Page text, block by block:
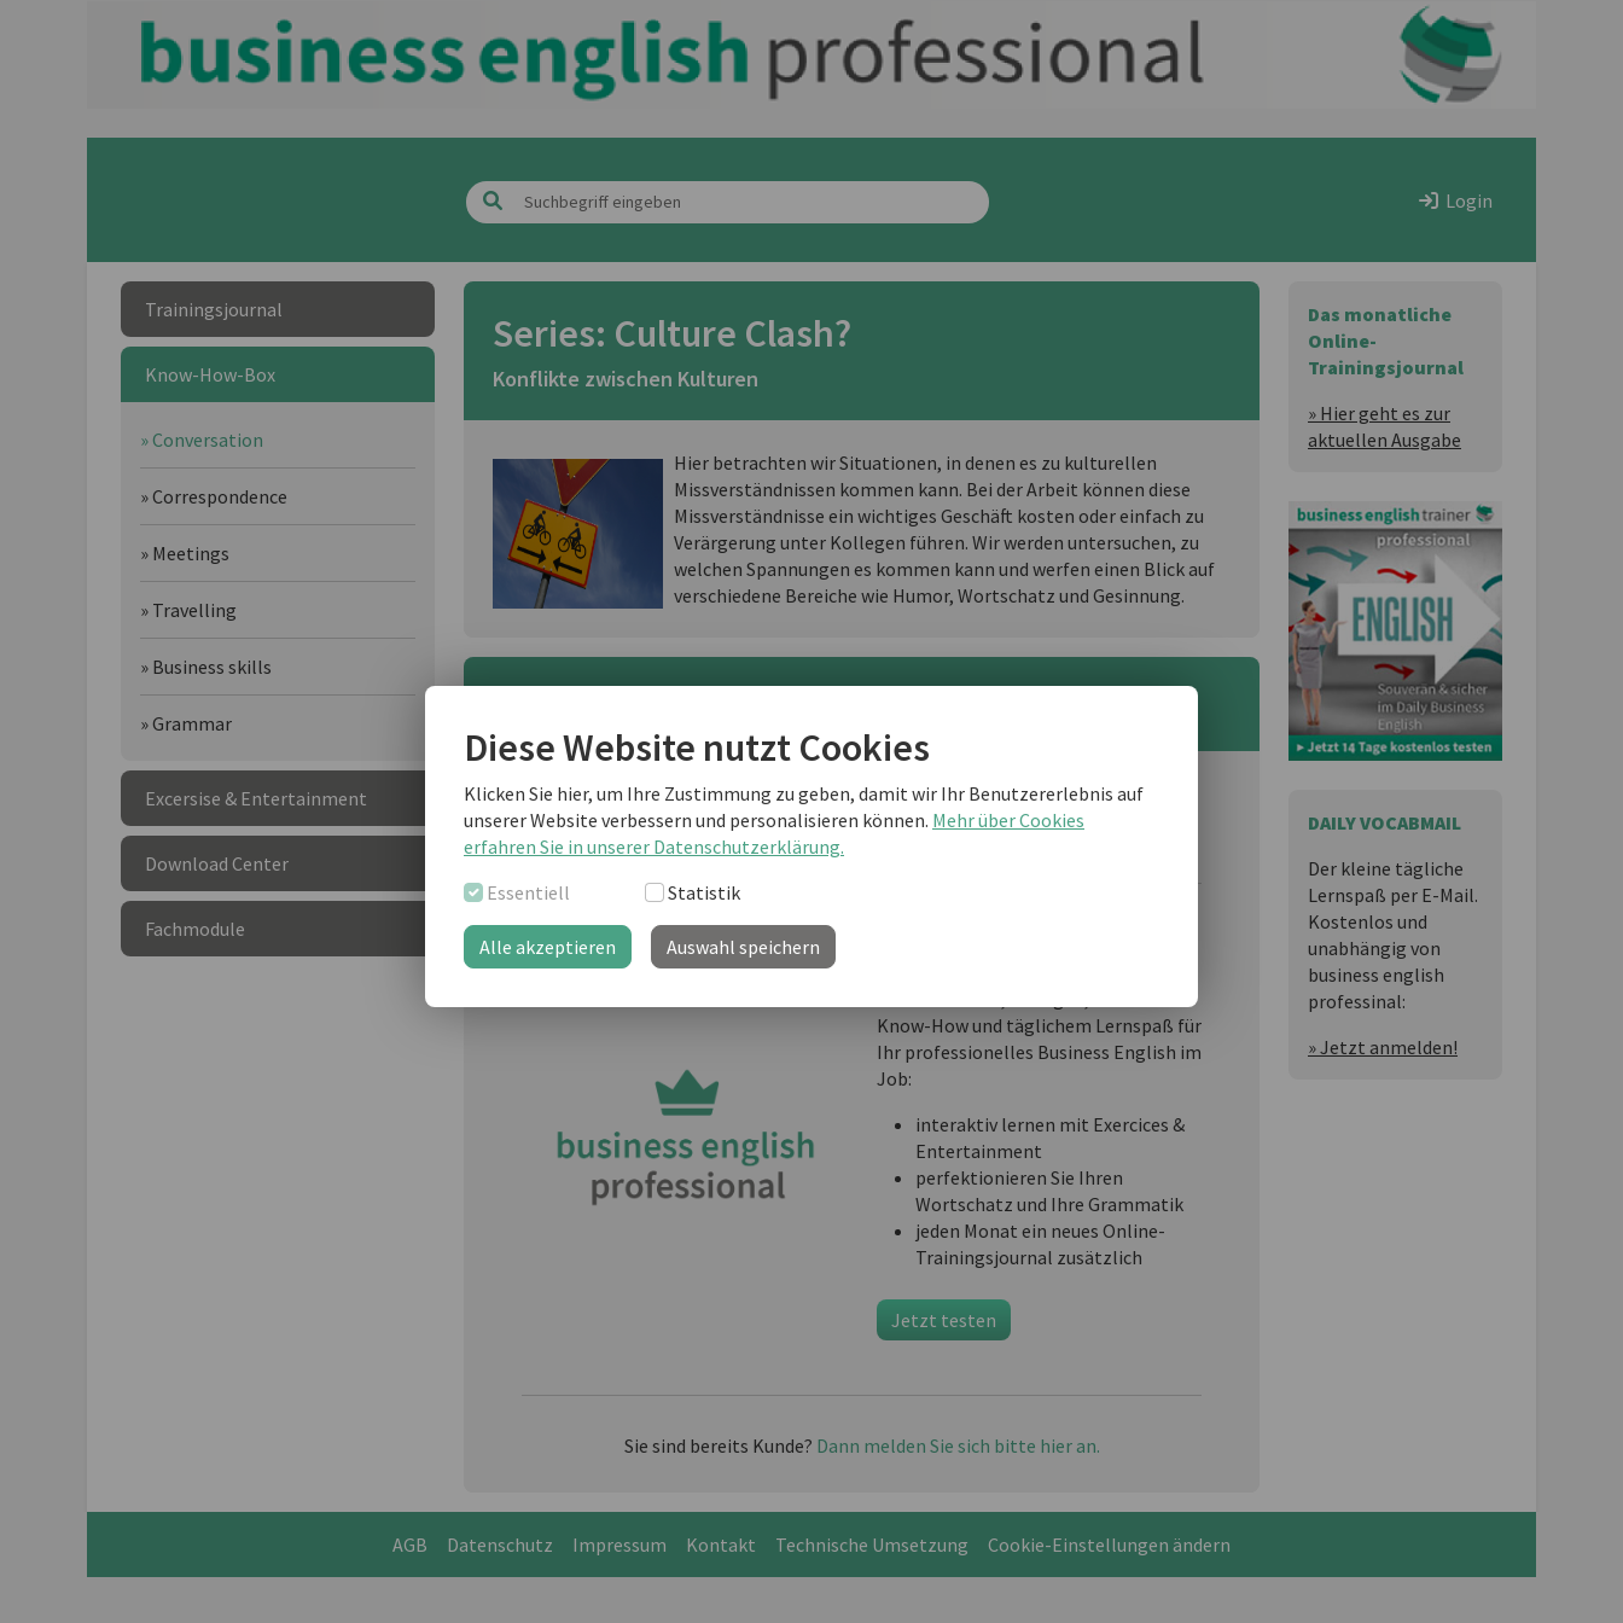
Diese Website nutzt Cookies
Klicken Sie hier, um Ihre Zustimmung zu geben, damit wir Ihr Benutzererlebnis auf
unserer Website verbessern und personalisieren können. Mehr über Cookies
erfahren Sie in unserer Datenschutzerklärung.
Essentiell
Statistik
Alle akzeptieren Auswahl speichern
Login
Trainingsjournal
Know-How-Box
» Conversation
» Correspondence
» Meetings
» Travelling
» Business skills
» Grammar
Excersise & Entertainment
Download Center
Fachmodule
Das monatliche
Online-
Trainingsjournal
» Hier geht es zur
aktuellen Ausgabe
DAILY VOCABMAIL
Der kleine tägliche
Lernspaß per E-Mail.
Kostenlos und
unabhängig von
business english
professinal:
» Jetzt anmelden!
Series: Culture Clash?
Konflikte zwischen Kulturen
Hier betrachten wir Situationen, in denen es zu kulturellen
Missverständnissen kommen kann. Bei der Arbeit können diese
Missverständnisse ein wichtiges Geschäft kosten oder einfach zu
Verärgerung unter Kollegen führen. Wir werden untersuchen, zu
welchen Spannungen es kommen kann und werfen einen Blick auf
verschiedene Bereiche wie Humor, Wortschatz und Gesinnung.
Sie sind noch kein "business english professional"-Kunde und möchten
weiterlesen?
Know-How und täglichem Lernspaß für
Ihr professionelles Business English im
Job:
interaktiv lernen mit Exercices &
Entertainment
perfektionieren Sie Ihren
Wortschatz und Ihre Grammatik
jeden Monat ein neues Online-
Trainingsjournal zusätzlich
Jetzt testen
Sie sind bereits Kunde? Dann melden Sie sich bitte hier an.
AGB Datenschutz Impressum Kontakt Technische Umsetzung Cookie-Einstellungen ändern